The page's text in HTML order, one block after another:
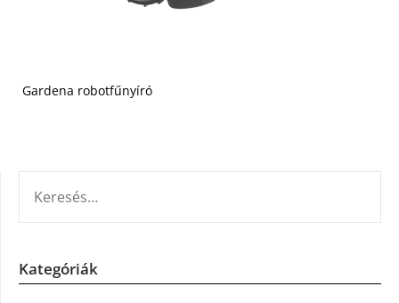
Gardena robotfűnyíró
Kategóriák